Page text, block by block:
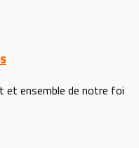
et ensemble de notre foi